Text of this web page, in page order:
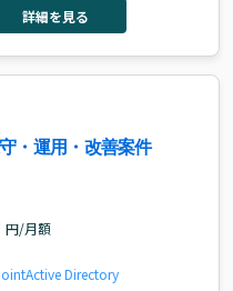
詳細を見る
・運用・改善案件
円/月額
Active Directory